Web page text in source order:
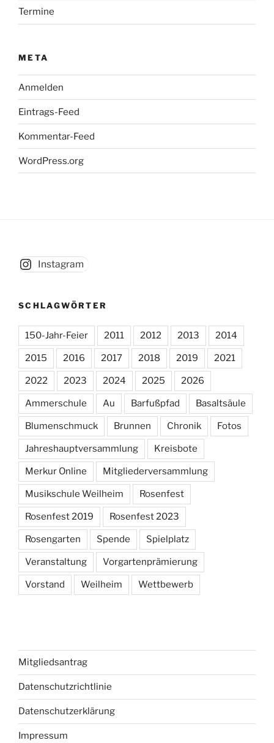
Termine
META
Anmelden
Eintrags-Feed
Kommentar-Feed
WordPress.org
Instagram
SCHLAGWÖRTER
150-Jahr-Feier 2011 2012 2013 2014
2015 2016 2017 2018 2019 2021
2022 2023 2024 2025 2026
Ammerschule Au Barfußpfad Basaltsäule
Blumenschmuck Brunnen Chronik Fotos
Jahreshauptversammlung Kreisbote
Merkur Online Mitgliederversammlung
Musikschule Weilheim Rosenfest
Rosenfest 2019 Rosenfest 2023
Rosengarten Spende Spielplatz
Veranstaltung Vorgartenprämierung
Vorstand Weilheim Wettbewerb
Mitgliedsantrag
Datenschutzrichtlinie
Datenschutzerklärung
Impressum